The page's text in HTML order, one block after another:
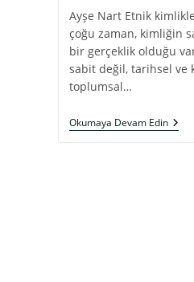
Ayşe Nart Etnik
çoğu zaman, kimliğin
bir gerçeklik olduğu
sabit değil, tarihsel ve
toplumsal…
Okumaya Devam Edin